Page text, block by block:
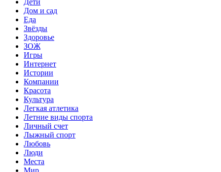
Дети
Дом и сад
Еда
Звёзды
Здоровье
ЗОЖ
Игры
Интернет
Истории
Компании
Красота
Культура
Легкая атлетика
Летние виды спорта
Личный счет
Лыжный спорт
Любовь
Люди
Места